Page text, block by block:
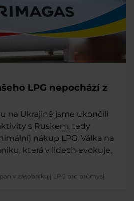
LPG nepochází z
na Ukrajině jsme ukončili
s Ruskem, tedy
nákup LPG. Válka na
která v lidech evokuje,
v zásobníku | LPG pro průmysl